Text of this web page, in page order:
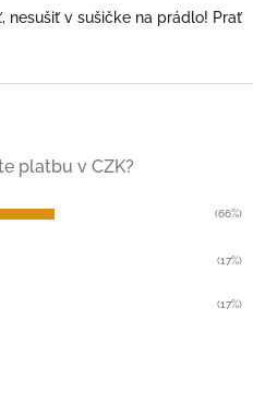
nesušiť v sušičke na prádlo! Prať
platbu v CZK?
(66%)
(17%)
(17%)